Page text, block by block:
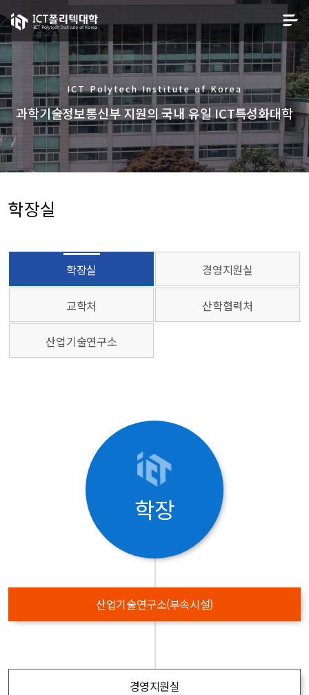
ICT Polytech Institute of Korea
과학기술정보통신부 지원의 국내 유일 ICT특성화대학
학장실
학장실 경영지원실
교학처 산학협력처
산업기술연구소
학장
산업기술연구소(부속시설)
경영지원실